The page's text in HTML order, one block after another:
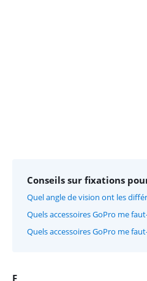
Conseils sur fixations
Quel angle de vision ont les
Quels accessoires GoPro me
Quels accessoires GoPro me
F